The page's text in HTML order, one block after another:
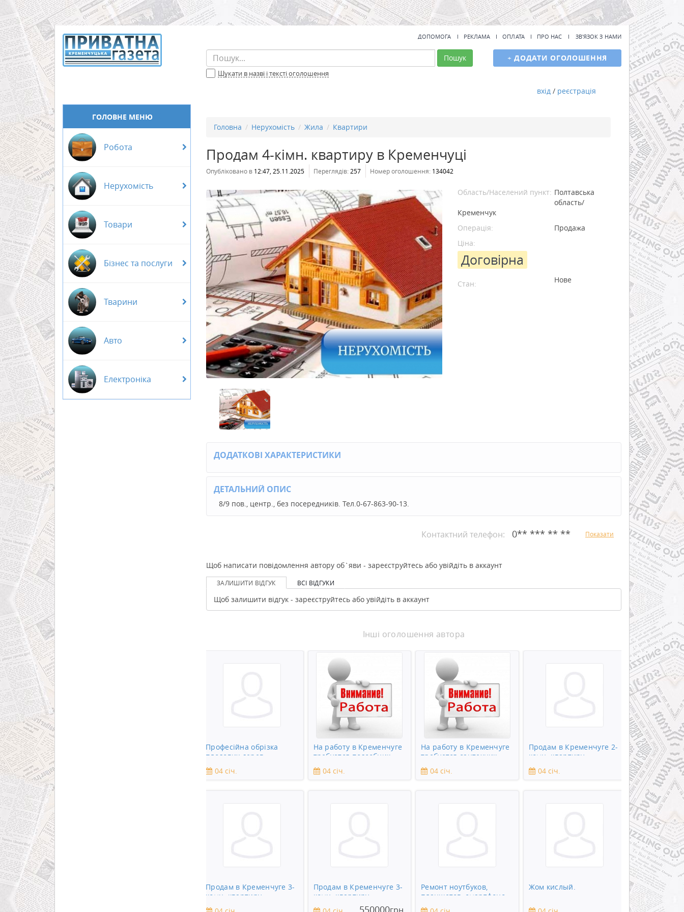
ДОПОМОГА РЕКЛАМА ОПЛАТА ПРО НАС ЗВ'ЯЗОК З НАМИ
Пошук
Шукати в назві і тексті оголошення
+ ДОДАТИ ОГОЛОШЕННЯ
вхід / реєстрація
ГОЛОВНЕ МЕНЮ
Робота
Нерухомість
Товари
Бізнес та послуги
Тварини
Авто
Електроніка
Головна Нерухомість Жила Квартири
Продам 4-кімн. квартиру в Кременчуці
Опубліковано в 12:47, 25.11.2025 Переглядів: 257 Номер оголошення: 134042
Область/Населений пункт: Полтавська
область/
Кременчук
Операція:
Продажа
Ціна:
Договірна
Стан: Нове
ДОДАТКОВІ ХАРАКТЕРИСТИКИ
ДЕТАЛЬНИЙ ОПИС
8/9 пов., центр., без посередників. Тел.0-67-863-90-13.
Контактний телефон: 0** *** ** ** Показати
Щоб написати повідомлення автору об`яви - зареєструйтесь або увійдіть в аккаунт
ЗАЛИШИТИ ВІДГУК ВСІ ВІДГУКИ
Щоб залишити відгук - зареєструйтесь або увійдіть в аккаунт
Інші оголошення автора
Професійна обрізка
плодових дерев
04 січ.
На работу в Кременчуге
требуется подсобник
04 січ.
На работу в Кременчуге
требуется сантехник
04 січ.
Продам в Кременчуге 2-
комн. квартиру
04 січ.
Продам в Кременчуге 3-
комн. квартиру
Продам в Кременчуге 3-
комн. квартиру
Ремонт ноутбуков,
планшетов, смартфонов,
зеркальны
Жом кислый.